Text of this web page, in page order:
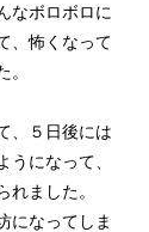
なボロボロに
、怖くなって
、５日後には
になって、
ました。
になってしま